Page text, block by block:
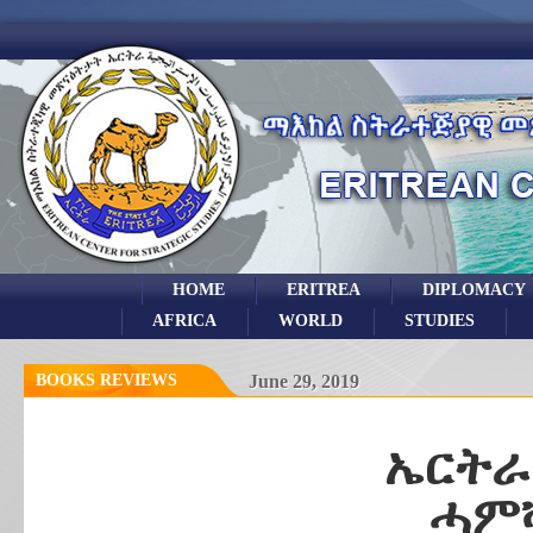
DIPLOMACY
ERITREA
HOME
STUDIES
WORLD
AFRICA
BOOKS REVIEWS June 29, 2019